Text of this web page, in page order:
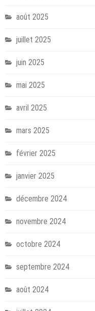
août 2025
juillet 2025
juin 2025
mai 2025
avril 2025
mars 2025
février 2025
janvier 2025
décembre 2024
novembre 2024
octobre 2024
septembre 2024
août 2024